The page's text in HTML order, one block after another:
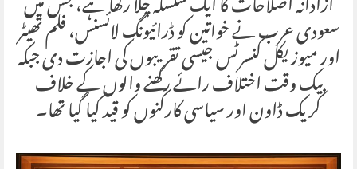
سعودی عرب نے خواتین کو ڈرائیونگ لائسنس، فلم تھیٹر
اور میوزیکل کنسرٹس جیسی تقریبوں کی اجازت دی جبکہ
بیک وقت اختلاف رائے رکھنے والوں کے خلاف
کریک ڈاون اور سیاسی کارکنوں کو قید کیا گیا تھا۔